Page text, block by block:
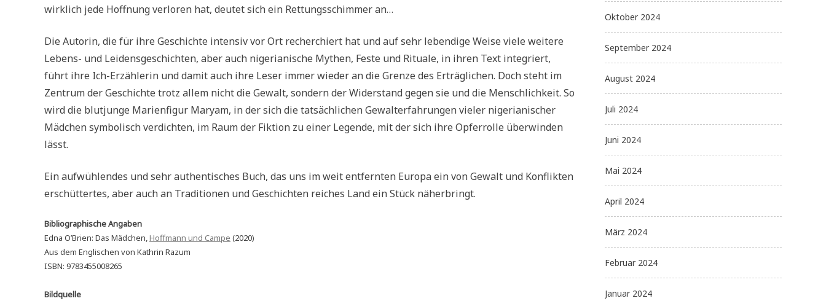
wirklich jede Hoffnung verloren hat, deutet sich ein Rettungsschimmer an…
Die Autorin, die für ihre Geschichte intensiv vor Ort recherchiert hat und auf sehr lebendige Weise viele weitere
Lebens- und Leidensgeschichten, aber auch nigerianische Mythen, Feste und Rituale, in ihren Text integriert,
führt ihre Ich-Erzählerin und damit auch ihre Leser immer wieder an die Grenze des Erträglichen. Doch steht im
Zentrum der Geschichte trotz allem nicht die Gewalt, sondern der Widerstand gegen sie und die Menschlichkeit. So
wird die blutjunge Marienfigur Maryam, in der sich die tatsächlichen Gewalterfahrungen vieler nigerianischer
Mädchen symbolisch verdichten, im Raum der Fiktion zu einer Legende, mit der sich ihre Opferrolle überwinden
lässt.
Ein aufwühlendes und sehr authentisches Buch, das uns im weit entfernten Europa ein von Gewalt und Konflikten
erschüttertes, aber auch an Traditionen und Geschichten reiches Land ein Stück näherbringt.
Bibliographische Angaben
Edna O’Brien: Das Mädchen,Hoffmann und Campe (2020)
Aus dem Englischen von Kathrin Razum
ISBN: 9783455008265
Bildquelle
Oktober 2024
September 2024
August 2024
Juli 2024
Juni 2024
Mai 2024
April 2024
März 2024
Februar 2024
Januar 2024